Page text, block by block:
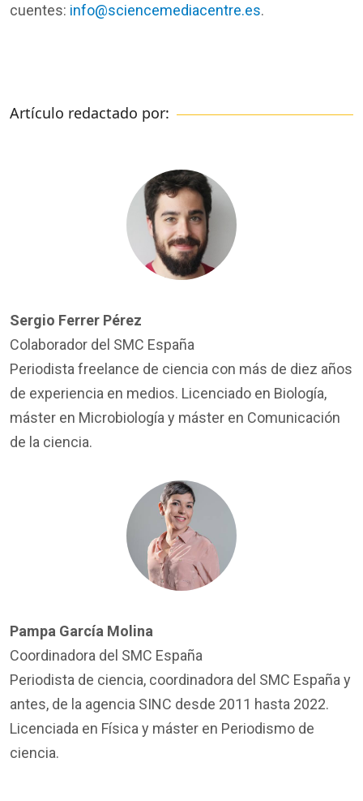
cuentes: info@sciencemediacentre.es.
Artículo redactado por:
Sergio Ferrer Pérez
Colaborador del SMC España
Periodista freelance de ciencia con más de diez años
de experiencia en medios. Licenciado en Biología,
máster en Microbiología y máster en Comunicación
de la ciencia.
Pampa García Molina
Coordinadora del SMC España
Periodista de ciencia, coordinadora del SMC España y
antes, de la agencia SINC desde 2011 hasta 2022.
Licenciada en Física y máster en Periodismo de
ciencia.